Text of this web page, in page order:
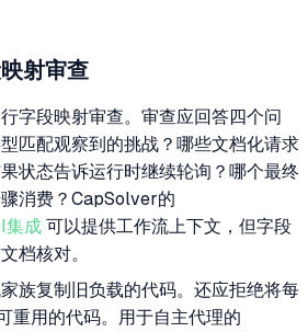
射审查
字段映射审查。审查应回答四个问
匹配观察到的挑战？哪些文档化请求
状态告诉运行时继续轮询？哪个最终
消费？CapSolver的
集成 可以提供工作流上下文，但字段
档核对。
族复制旧负载的代码。还应拒绝将每
重用的代码。用于自主代理的